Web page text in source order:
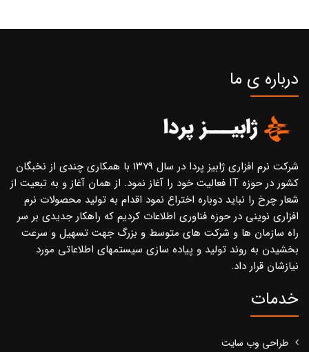
درباره ی ما
شرکت نرم افزاری ژابیز پردا در سال ۱۳۷۹ با همکاری چندی از نخبگان
کشور در حوزه IT فعالیت خود را آغاز نمود. از همان آغاز و به تبعیت از
شعار چرخ را نباید دوباره اختراع نمود اقدام به تولید محصولات نرم
افزاری نوینی در حوزه فناوری اطلاعات کردیم که راهکار جدیدی بر سر
راه سازمان ها و شرکت های متوسط و بزرگ جهت تسهیل و سرعت
بخشیدن به روند تولید و پیاده سازی سیستمهای اطلاعاتی مورد
نیازشان قرار داد.
خدمات
طراحی وب سایت